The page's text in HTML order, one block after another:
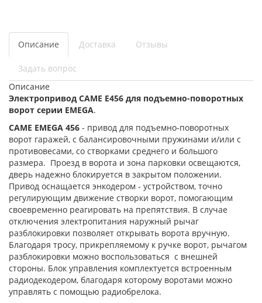
Описание Доставка Отзывы
Задать вопрос
Описание
Электропривод CAME E456 для подъемно-поворотных
ворот серии EMEGA.
CAME EMEGA 456 - привод для подъемно-поворотных
ворот гаражей, с балансировочными пружинами и/или с
противовесами, со створками среднего и большого
размера. Проезд в ворота и зона парковки освещаются,
дверь надежно блокируется в закрытом положении.
Привод оснащается энкодером - устройством, точно
регулирующим движение створки ворот, помогающим
своевременно реагировать на препятствия. В случае
отключения электропитания наружный рычаг
разблокировки позволяет открывать ворота вручную.
Благодаря тросу, прикрепляемому к ручке ворот, рычагом
разблокировки можно воспользоваться с внешней
стороны. Блок управления комплектуется встроенным
радиодекодером, благодаря которому воротами можно
управлять с помощью радиобрелока.